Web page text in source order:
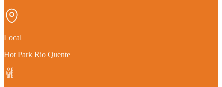
Local
Hot Park Rio Quente